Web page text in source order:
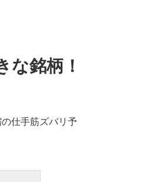
な銘柄！
仕手筋ズバリ予